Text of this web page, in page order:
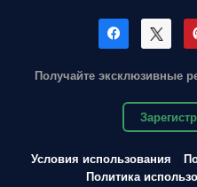
Получайте эксклюзивные
Условия использования
Политика